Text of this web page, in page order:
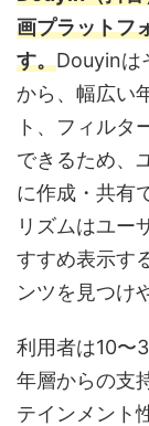
画プラットフ
す。Douyinは
から、幅広い
ト、フィルタ
できるため、
に作成・共有
リズムはユー
すすめ表示す
ンツを見つけ
利用者は10〜
年層からの支
テインメント